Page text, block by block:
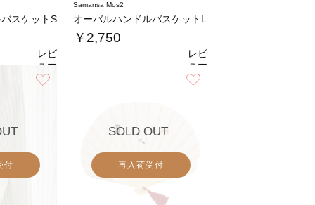
スケットS
レビ
ュー
を見
る
Samansa Mos2
オーバルハンドルバスケットL
￥2,750
4.5
レビ
ュー
を見
る
付
SOLD OUT
再入荷受付